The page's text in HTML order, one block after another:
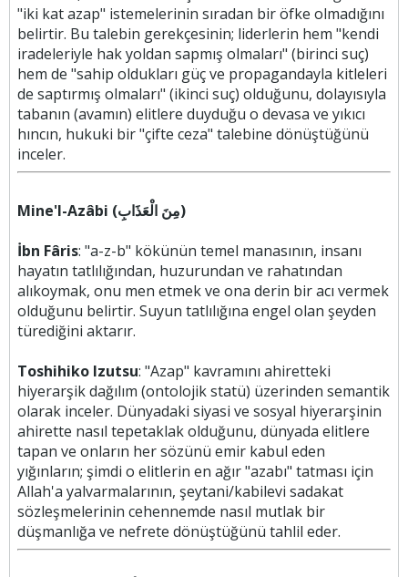
"iki kat azap" istemelerinin sıradan bir öfke olmadığını
belirtir. Bu talebin gerekçesinin; liderlerin hem "kendi
iradeleriyle hak yoldan sapmış olmaları" (birinci suç)
hem de "sahip oldukları güç ve propagandayla kitleleri
de saptırmış olmaları" (ikinci suç) olduğunu, dolayısıyla
tabanın (avamın) elitlere duyduğu o devasa ve yıkıcı
hıncın, hukuki bir "çifte ceza" talebine dönüştüğünü
inceler.
Mine'l-Azâbi (مِنَ الْعَذَابِ)
İbn Fâris: "a-z-b" kökünün temel manasının, insanı
hayatın tatlılığından, huzurundan ve rahatından
alıkoymak, onu men etmek ve ona derin bir acı vermek
olduğunu belirtir. Suyun tatlılığına engel olan şeyden
türediğini aktarır.
Toshihiko Izutsu: "Azap" kavramını ahiretteki
hiyerarşik dağılım (ontolojik statü) üzerinden semantik
olarak inceler. Dünyadaki siyasi ve sosyal hiyerarşinin
ahirette nasıl tepetaklak olduğunu, dünyada elitlere
tapan ve onların her sözünü emir kabul eden
yığınların; şimdi o elitlerin en ağır "azabı" tatması için
Allah'a yalvarmalarının, şeytani/kabilevi sadakat
sözleşmelerinin cehennemde nasıl mutlak bir
düşmanlığa ve nefrete dönüştüğünü tahlil eder.